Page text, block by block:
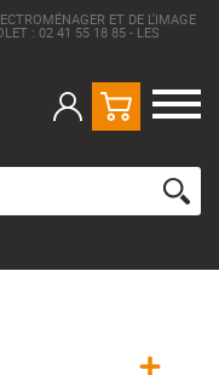
ET DE L'IMAGE
: 02 41 55 18 85 - LES